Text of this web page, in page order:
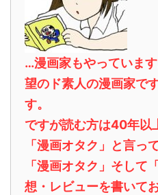
…漫画家もやっていま
望のド素人の漫画家で
す。
ですが読む方は40年以
「漫画オタク」と言っ
「漫画オタク」そして
想・レビューを書いて